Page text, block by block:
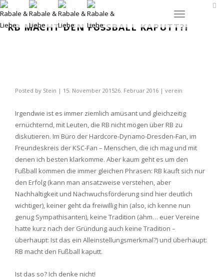
Toggle
navigation
RB MACHT DEN FUSSBALL KAPUTT?!
Posted by Stein | 15. November 201526. Februar 2016 | verein
Irgendwie ist es immer ziemlich amüsant und gleichzeitig
ernüchternd, mit Leuten, die RB nicht mögen über RB zu
diskutieren. Im Büro der Hardcore-Dynamo-Dresden-Fan, im
Freundeskreis der KSC-Fan – Menschen, die ich mag und mit
denen ich besten klarkomme. Aber kaum geht es um den
Fußball kommen die immer gleichen Phrasen: RB kauft sich nur
den Erfolg (kann man ansatzweise verstehen, aber
Nachhaltigkeit und Nachwuchsförderung sind hier deutlich
wichtiger), keiner geht da freiwillig hin (also, ich kenne nun
genug Sympathisanten), keine Tradition (ähm… euer Vereine
hatte kurz nach der Gründung auch keine Tradition –
überhaupt: Ist das ein Alleinstellungsmerkmal?) und überhaupt:
RB macht den Fußball kaputt.
Ist das so? Ich denke nicht!